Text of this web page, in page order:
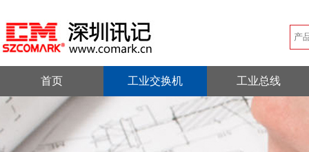
首页 工业交换机 工业总线